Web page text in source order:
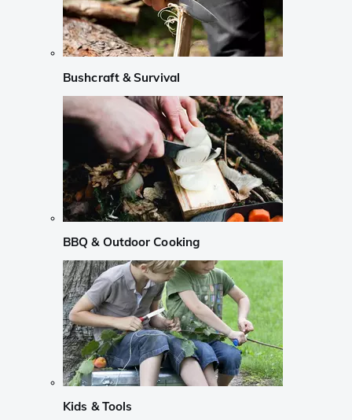
Bushcraft & Survival
BBQ & Outdoor Cooking
Kids & Tools